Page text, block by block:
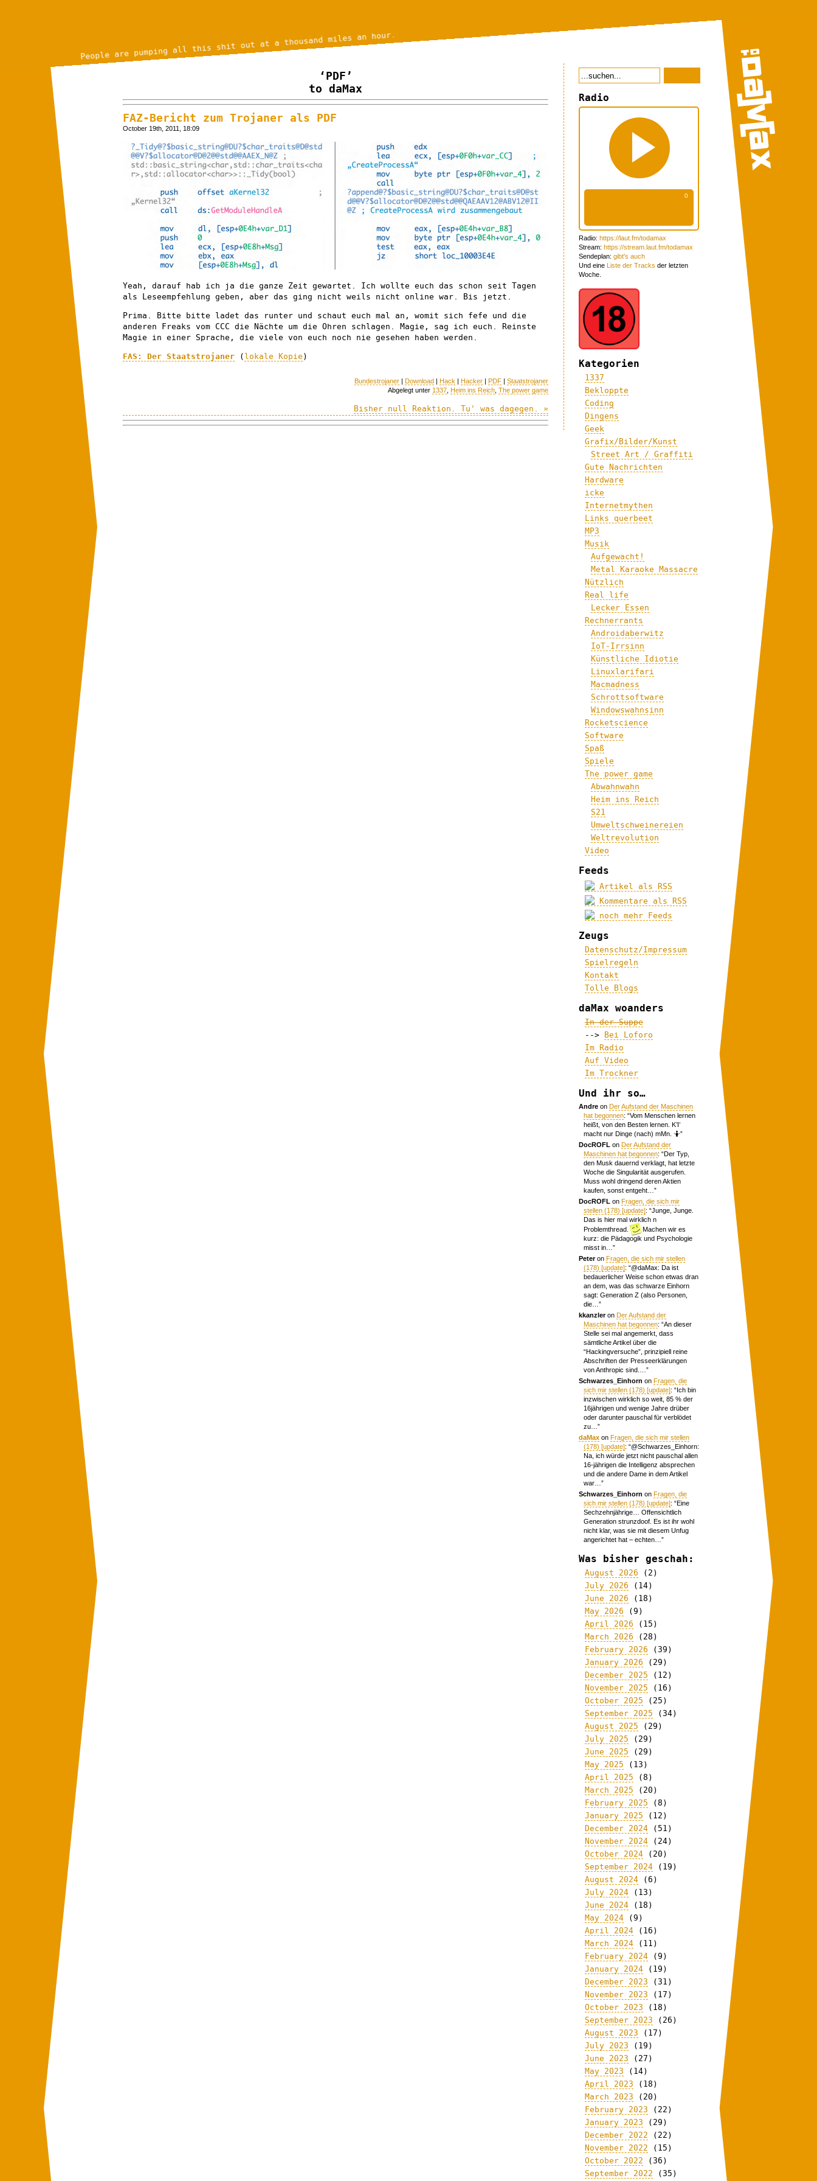
People are pumping all this shit out at a thousand miles an hour.
‘PDF’
to daMax
FAZ-Bericht zum Trojaner als PDF
October 19th, 2011, 18:09
Yeah, darauf hab ich ja die ganze Zeit gewartet. Ich wollte euch das schon seit Tagen
als Leseempfehlung geben, aber das ging nicht weils nicht online war. Bis jetzt.
Prima. Bitte bitte ladet das runter und schaut euch mal an, womit sich fefe und die
anderen Freaks vom CCC die Nächte um die Ohren schlagen. Magie, sag ich euch. Reinste
Magie in einer Sprache, die viele von euch noch nie gesehen haben werden.
FAS: Der Staatstrojaner ( lokale Kopie )
Bundestrojaner | Download | Hack | Hacker | PDF | Staatstrojaner
Abgelegt unter 1337 Heim ins Reich The power game
Bisher null Reaktion. Tu' was dagegen. »
Radio
Radio: https://laut.fm/todamax
Stream: https://stream.laut.fm/todamax
Sendeplan: gibt's auch
Und eine Liste der Tracks der letzten
Woche.
Kategorien
1337
Bekloppte
Coding
Dingens
Geek
Grafix/Bilder/Kunst
Street Art / Graffiti
Gute Nachrichten
Hardware
icke
Internetmythen
Links querbeet
MP3
Musik
Aufgewacht!
Metal Karaoke Massacre
Nützlich
Real life
Lecker Essen
Rechnerrants
Androidaberwitz
IoT-Irrsinn
Künstliche Idiotie
Linuxlarifari
Macmadness
Schrottsoftware
Windowswahnsinn
Rocketscience
Software
Spaß
Spiele
The power game
Abwahnwahn
Heim ins Reich
S21
Umweltschweinereien
Weltrevolution
Video
Feeds
Artikel als RSS
Kommentare als RSS
noch mehr Feeds
Zeugs
Datenschutz/Impressum
Spielregeln
Kontakt
Tolle Blogs
daMax woanders
In der Suppe
-->
Bei Loforo
Im Radio
Auf Video
Im Trockner
Und ihr so…
Andre onDer Aufstand der Maschinen
hat begonnen: “Vom Menschen lernen
heißt, von den Besten lernen. K’I’
macht nur Dinge (nach) mMn. 🤷”
DocROFL onDer Aufstand der
Maschinen hat begonnen: “Der Typ,
den Musk dauernd verklagt, hat letzte
Woche die Singularität ausgerufen.
Muss wohl dringend deren Aktien
kaufen, sonst entgeht… ”
DocROFL onFragen, die sich mir
stellen (178) [update]: “Junge, Junge.
Das is hier mal wirklich n
Problemthread.
Machen wir es
kurz: die Pädagogik und Psychologie
misst in… ”
PeteronFragen, die sich mir stellen
(178) [update]: “@daMax: Da ist
bedauerlicher Weise schon etwas dran
an dem, was das schwarze Einhorn
sagt: Generation Z (also Personen,
die… ”
kkanzleronDer Aufstand der
Maschinen hat begonnen: “An dieser
Stelle sei mal angemerkt, dass
sämtliche Artikel über die
“Hackingversuche”, prinzipiell reine
Abschriften der Presseerklärungen
von Anthropic sind.… ”
Schwarzes_Einhorn onFragen, die
sich mir stellen (178) [update]: “Ich bin
inzwischen wirklich so weit, 85 % der
16jährigen und wenige Jahre drüber
oder darunter pauschal für verblödet
zu… ”
daMax onFragen, die sich mir stellen
(178) [update]: “@Schwarzes_Einhorn:
Na, ich würde jetzt nicht pauschal allen
16-jährigen die Intelligenz absprechen
und die andere Dame in dem Artikel
war… ”
Schwarzes_Einhorn onFragen, die
sich mir stellen (178) [update]: “Eine
Sechzehnjährige… Offensichtlich
Generation strunzdoof. Es ist ihr wohl
nicht klar, was sie mit diesem Unfug
angerichtet hat – echten… ”
Was bisher geschah:
August 2026 (2)
July 2026 (14)
June 2026 (18)
May 2026 (9)
April 2026 (15)
March 2026 (28)
February 2026 (39)
January 2026 (29)
December 2025 (12)
November 2025 (16)
October 2025 (25)
September 2025 (34)
August 2025 (29)
July 2025 (29)
June 2025 (29)
May 2025 (13)
April 2025 (8)
March 2025 (20)
February 2025 (8)
January 2025 (12)
December 2024 (51)
November 2024 (24)
October 2024 (20)
September 2024 (19)
August 2024 (6)
July 2024 (13)
June 2024 (18)
May 2024 (9)
April 2024 (16)
March 2024 (11)
February 2024 (9)
January 2024 (19)
December 2023 (31)
November 2023 (17)
October 2023 (18)
September 2023 (26)
August 2023 (17)
July 2023 (19)
June 2023 (27)
May 2023 (14)
April 2023 (18)
March 2023 (20)
February 2023 (22)
January 2023 (29)
December 2022 (22)
November 2022 (15)
October 2022 (36)
September 2022 (35)